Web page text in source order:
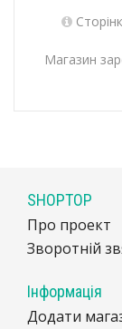
Магазин
SHOPTOP
Про проект
Зворотній
Інформація
Додати